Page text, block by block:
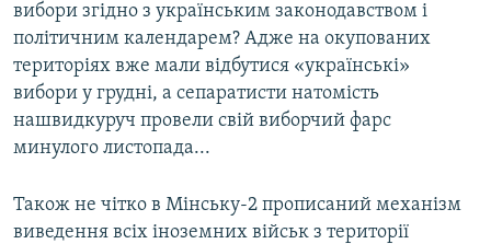
вибори згідно з українським законодавством і
політичним календарем? Адже на окупованих
територіях вже мали відбутися «українські»
вибори у грудні, а сепаратисти натомість
нашвидкуруч провели свій виборчий фарс
минулого листопада...
Також не чітко в Мінську-2 прописаний механізм
виведення всіх іноземних військ з території